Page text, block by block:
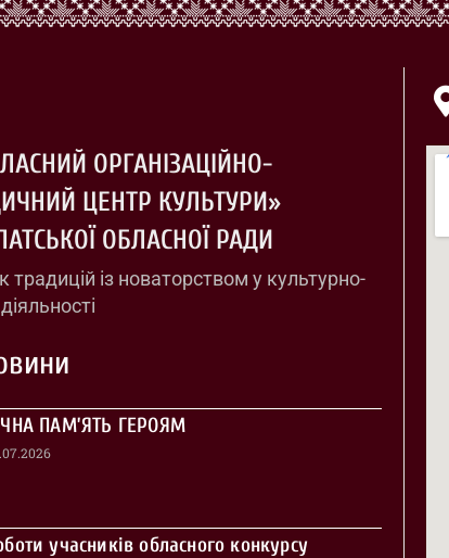
ОРГАНІЗАЦІЙНО-
ЦЕНТР КУЛЬТУРИ»
ОБЛАСНОЇ РАДИ
традицій із новаторством у культурно-
ПАМ’ЯТЬ ГЕРОЯМ
учасників обласного конкурсу